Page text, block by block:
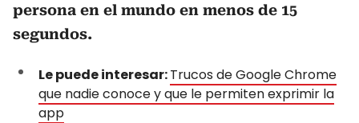
persona en el mundo en menos de 15
segundos.
Le puede interesar:Trucos de Google Chrome
que nadie conoce y que le permiten exprimir la
app